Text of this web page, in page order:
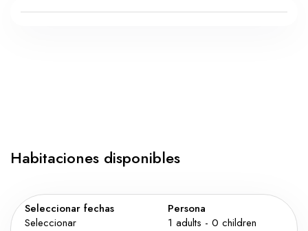
Habitaciones disponibles
Seleccionar fechas
Seleccionar
Persona
1 adults - 0 children